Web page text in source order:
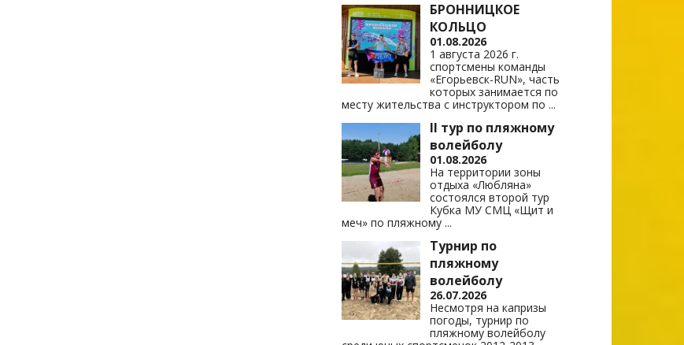
БРОННИЦКОЕ
КОЛЬЦО
01.08.2026
1 августа 2026 г.
спортсмены команды
«Егорьевск-RUN», часть
которых занимается по
месту жительства с инструктором по ...
II тур по пляжному
волейболу
01.08.2026
На территории зоны
отдыха «Любляна»
состоялся второй тур
Кубка МУ СМЦ «Щит и
меч» по пляжному ...
Турнир по
пляжному
волейболу
26.07.2026
Несмотря на капризы
погоды, турнир по
пляжному волейболу